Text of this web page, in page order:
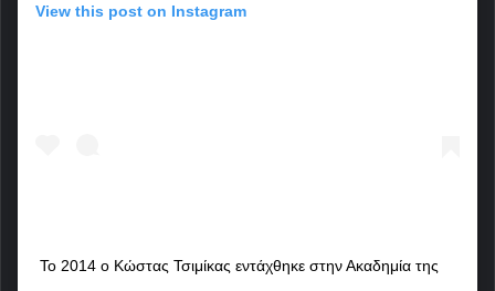
View this post on Instagram
Το 2014 ο Κώστας Τσιμίκας εντάχθηκε στην Ακαδημία της